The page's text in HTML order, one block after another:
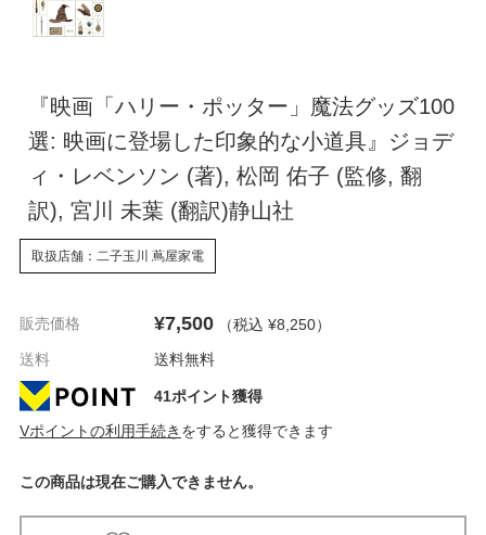
『映画「ハリー・ポッター」魔法グッズ100
選: 映画に登場した印象的な小道具』ジョデ
ィ・レベンソン (著), 松岡 佑子 (監修, 翻
訳), 宮川 未葉 (翻訳)静山社
取扱店舗：二子玉川 蔦屋家電
販売価格 ¥7,500 （税込 ¥8,250）
送料
送料無料
41ポイント獲得
Vポイントの利用手続き をすると獲得できます
この商品は現在ご購入できません。